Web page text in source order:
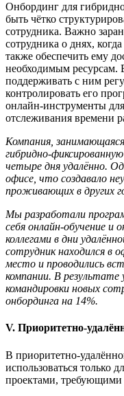
Онбординг для
быть чётко
сотрудника. Важно
сотрудника о днях,
также обеспечить ему
необходимым ресурсам.
поддерживать с ним
контролировать его
онлайн-инструменты
отслеживания времени
Компания,
гибридно-
четыре дня удалённо.
офисе, что создавало
проживающих в других
Мы разработали
себя онлайн-обучение и
коллегами в дни удалё
сотрудник находился в
место и проводились
компании. В результате
командировки новых
онбординга на 14%.
V. Приоритетно-удалё
В приоритетно-
использоваться только
проектами, требующими